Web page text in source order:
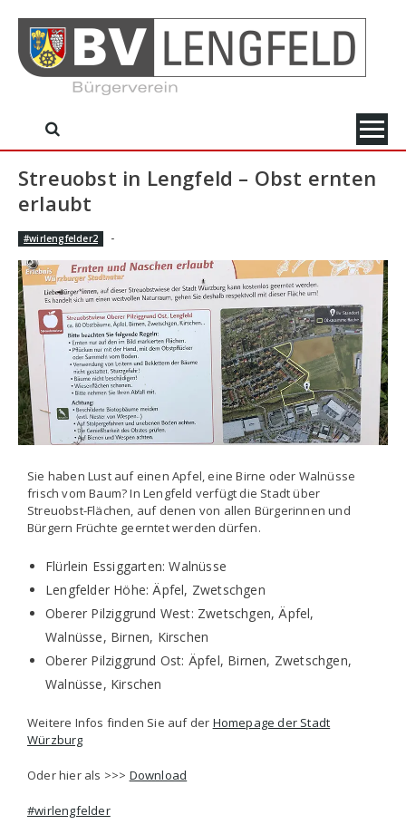
content
Streuobst in Lengfeld – Obst ernten
erlaubt
#wirlengfelder2 -
Sie haben Lust auf einen Apfel, eine Birne oder Walnüsse
frisch vom Baum? In Lengfeld verfügt die Stadt über
Streuobst-Flächen, auf denen von allen Bürgerinnen und
Bürgern Früchte geerntet werden dürfen.
Flürlein Essiggarten: Walnüsse
Lengfelder Höhe: Äpfel, Zwetschgen
Oberer Pilziggrund West: Zwetschgen, Äpfel,
Walnüsse, Birnen, Kirschen
Oberer Pilziggrund Ost: Äpfel, Birnen, Zwetschgen,
Walnüsse, Kirschen
Weitere Infos finden Sie auf der Homepage der Stadt
Würzburg
Oder hier als >>> Download
#wirlengfelder